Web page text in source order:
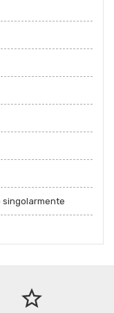
singolarmente
star_border